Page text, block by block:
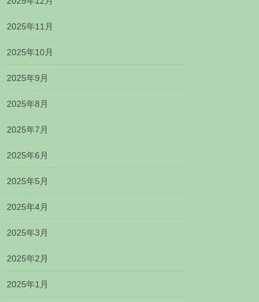
2025年11月
2025年10月
2025年9月
2025年8月
2025年7月
2025年6月
2025年5月
2025年4月
2025年3月
2025年2月
2025年1月